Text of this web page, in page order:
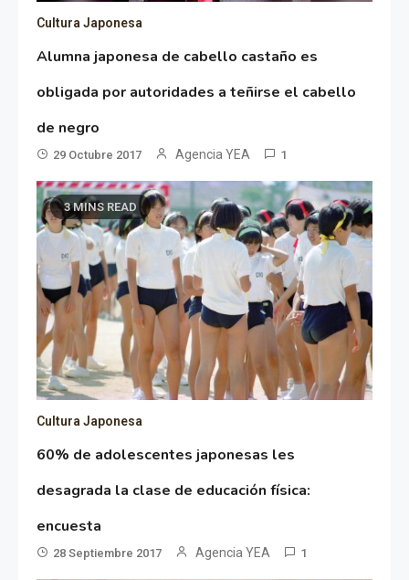
Cultura Japonesa
Alumna japonesa de cabello castaño es
obligada por autoridades a teñirse el cabello
de negro
29 Octubre 2017 Agencia YEA 1
3 MINS READ
Cultura Japonesa
60% de adolescentes japonesas les
desagrada la clase de educación física:
encuesta
28 Septiembre 2017 Agencia YEA 1